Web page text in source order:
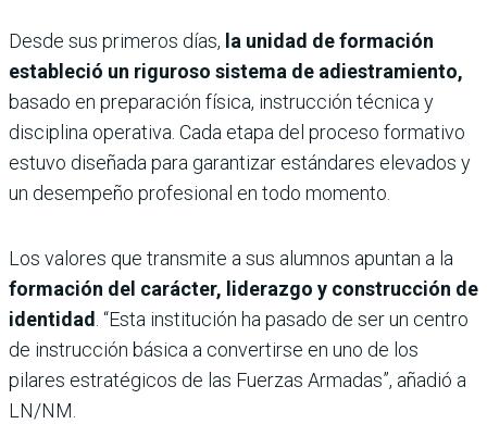
Desde sus primeros días, la unidad de formación
estableció un riguroso sistema de adiestramiento,
basado en preparación física, instrucción técnica y
disciplina operativa. Cada etapa del proceso formativo
estuvo diseñada para garantizar estándares elevados y
un desempeño profesional en todo momento.
Los valores que transmite a sus alumnos apuntan a la
formación del carácter, liderazgo y construcción de
identidad . “Esta institución ha pasado de ser un centro
de instrucción básica a convertirse en uno de los
pilares estratégicos de las Fuerzas Armadas”, añadió a
LN/NM.